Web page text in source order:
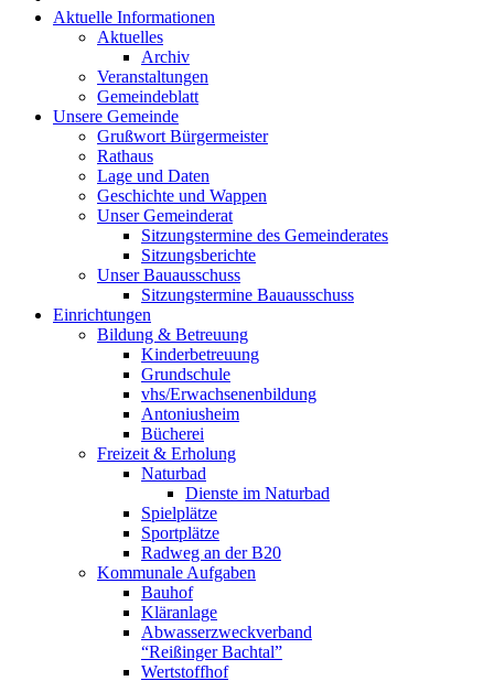
Aktuelle Informationen
Aktuelles
Archiv
Veranstaltungen
Gemeindeblatt
Unsere Gemeinde
Grußwort Bürgermeister
Rathaus
Lage und Daten
Geschichte und Wappen
Unser Gemeinderat
Sitzungstermine des Gemeinderates
Sitzungsberichte
Unser Bauausschuss
Sitzungstermine Bauausschuss
Einrichtungen
Bildung & Betreuung
Kinderbetreuung
Grundschule
vhs/Erwachsenenbildung
Antoniusheim
Bücherei
Freizeit & Erholung
Naturbad
Dienste im Naturbad
Spielplätze
Sportplätze
Radweg an der B20
Kommunale Aufgaben
Bauhof
Kläranlage
Abwasserzweckverband
“Reißinger Bachtal”
Wertstoffhof